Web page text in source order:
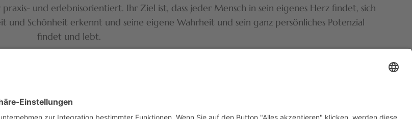
und erlebnisorientiert. Ihr Ziel ist, dass jeder Mensch in sein eigenes Herz findet, sich
und Schönheit erkennt und seine eigene Wahrheit und sein ganz persönliches Potenzial
findet und lebt.
Online-Anmeldung